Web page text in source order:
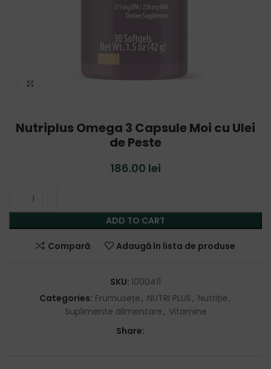
Click to enlarge
Nutriplus Omega 3 Capsule Moi cu Ulei
de Peste
186.00 lei
ADD TO CART
Compară Adaugă în lista de produse
SKU: 1000411
Categories: Frumusețe, NUTRI PLUS, Nutriție,
Suplimente alimentare, Vitamine
Share: